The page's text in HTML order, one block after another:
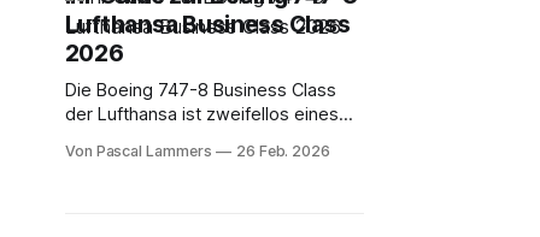
halbiert sich der Preis pro Punkt von
1,
Lufthansa Business Class
2026
Die Boeing 747-8 Business Class
der Lufthansa ist zweifellos eines
am Himmel der Star Alliance.
Von Pascal Lammers 26 Feb. 2026